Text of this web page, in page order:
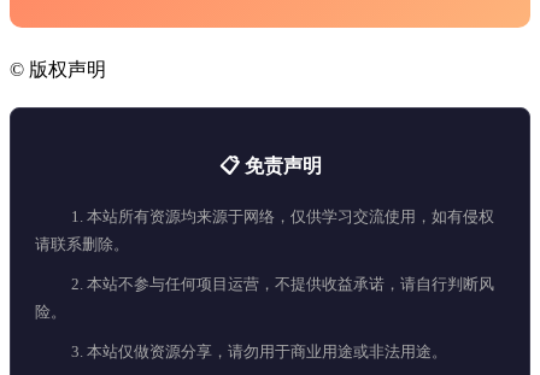
© 版权声明
📋 免责声明
1. 本站所有资源均来源于网络，仅供学习交流使用，如有侵权
请联系删除。
2. 本站不参与任何项目运营，不提供收益承诺，请自行判断风
险。
3. 本站仅做资源分享，请勿用于商业用途或非法用途。